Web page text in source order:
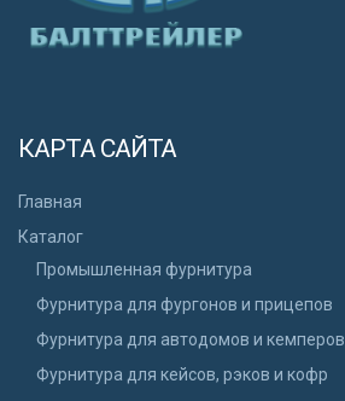
КАРТА САЙТА
Главная
Каталог
Промышленная фурнитура
Фурнитура для фургонов и прицепов
Фурнитура для автодомов и кемперов
Фурнитура для кейсов, рэков и кофр